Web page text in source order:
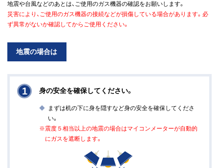
地震や台風などのあとは、ご使用のガス機器の確認をお願いします。
災害により、ご使用のガス機器の接続などが損傷している場合があります。必
ず異常がないか確認してからご使用ください。
地震の場合は
1 身の安全を確保してください。
まずは机の下に身を隠すなど身の安全を確保してくださ
い。
※震度５相当以上の地震の場合はマイコンメーターが自動的
にガスを遮断します。